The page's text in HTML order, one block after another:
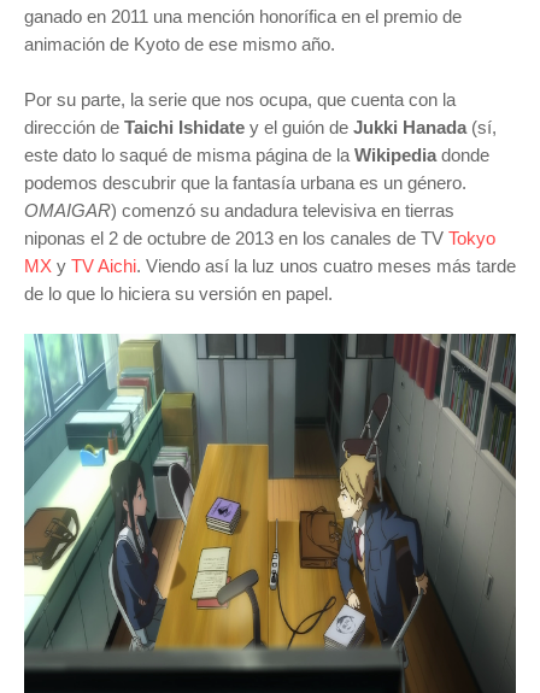
ganado en 2011 una mención honorífica en el premio de
animación de Kyoto de ese mismo año.
Por su parte, la serie que nos ocupa, que cuenta con la
dirección de Taichi Ishidate y el guión de Jukki Hanada (sí,
este dato lo saqué de misma página de la Wikipedia donde
podemos descubrir que la fantasía urbana es un género.
OMAIGAR) comenzó su andadura televisiva en tierras
niponas el 2 de octubre de 2013 en los canales de TV Tokyo
MX y TV Aichi. Viendo así la luz unos cuatro meses más tarde
de lo que lo hiciera su versión en papel.